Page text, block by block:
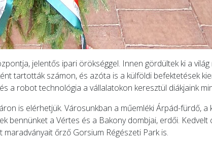
jelentős ipari örökséggel. Innen gördültek ki a
tartották számon, és azóta is a külföldi befektetések
a robot technológia a vállalatokon keresztül diákjaink
is elérhetjük. Városunkban a műemléki Árpád-fürdő, a
bennünket a Vértes és a Bakony dombjai, erdői. Kedvelt
őrző Gorsium Régészeti Park is.